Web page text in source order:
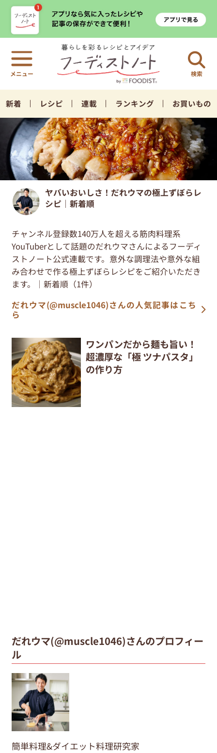
検索
新着 レシピ 連載 ランキング お買いもの
ヤバいおいしさ！だれウマの極上ずぼらレ
シピ｜新着順
チャンネル登録数140万人を超える筋肉料理系
YouTuberとして話題のだれウマさんによるフーディ
ストノート公式連載です。意外な調理法や意外な組
み合わせで作る極上ずぼらレシピをご紹介いただき
ます。｜新着順（1件）
だれウマ(@muscle1046)さんの人気記事はこち
ら
ワンパンだから麺も旨い！
超濃厚な「極 ツナパスタ」
の作り方
だれウマ(@muscle1046)さんのプロフィー
ル
簡単料理&ダイエット料理研究家